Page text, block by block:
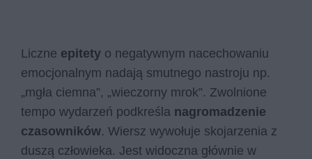
Liczne epitety o negatywnym nacechowaniu
emocjonalnym nadają smutnego nastroju np.
„mgła ciemna”, „wieczorny mrok”. Zwolnione
tempo wydarzeń podkreśla nagromadzenie
czasowników. Wiersz wywołuje skojarzenia z
duszą człowieka. Jest widoczna głównie w